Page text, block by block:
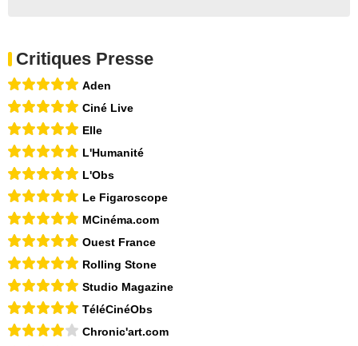
Critiques Presse
Aden
Ciné Live
Elle
L'Humanité
L'Obs
Le Figaroscope
MCinéma.com
Ouest France
Rolling Stone
Studio Magazine
TéléCinéObs
Chronic'art.com